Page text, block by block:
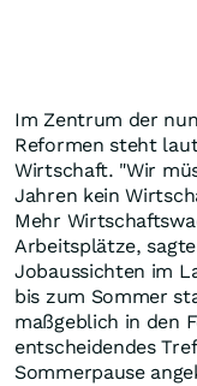
Im Zentrum der
Reformen steht
Wirtschaft. "Wir
Jahren kein
Mehr
Arbeitsplätze,
Jobaussichten im
bis zum Sommer
maßgeblich in den
entscheidendes
Sommerpause